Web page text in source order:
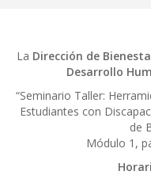
La Dirección de
Desarrollo
“Seminario Taller:
Estudiantes con
de
Módulo 1,